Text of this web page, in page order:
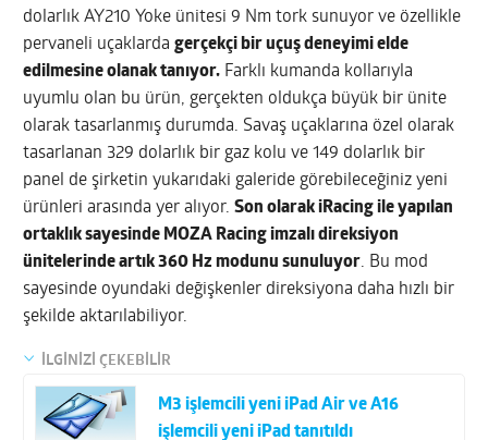
dolarlık AY210 Yoke ünitesi 9 Nm tork sunuyor ve özellikle
pervaneli uçaklardagerçekçi bir uçuş deneyimi elde
edilmesine olanak tanıyor. Farklı kumanda kollarıyla
uyumlu olan bu ürün, gerçekten oldukça büyük bir ünite
olarak tasarlanmış durumda. Savaş uçaklarına özel olarak
tasarlanan 329 dolarlık bir gaz kolu ve 149 dolarlık bir
panel de şirketin yukarıdaki galeride görebileceğiniz yeni
ürünleri arasında yer alıyor.Son olarak iRacing ile yapılan
ortaklık sayesinde MOZA Racing imzalı direksiyon
ünitelerinde artık 360 Hz modunu sunuluyor. Bu mod
sayesinde oyundaki değişkenler direksiyona daha hızlı bir
şekilde aktarılabiliyor.
İLGİNİZİ ÇEKEBİLİR
M3 işlemcili yeni iPad Air ve A16
işlemcili yeni iPad tanıtıldı